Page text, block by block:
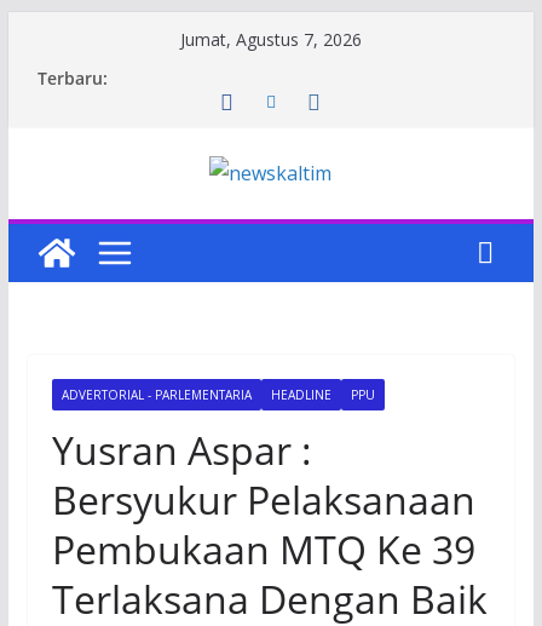
Jumat, Agustus 7, 2026
Terbaru:
ADVERTORIAL - PARLEMENTARIA HEADLINE PPU
Yusran Aspar :
Bersyukur Pelaksanaan
Pembukaan MTQ Ke 39
Terlaksana Dengan Baik